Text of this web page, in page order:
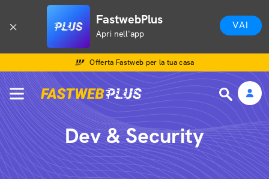
FastwebPlus
Apri nell'app
VAI
Offerta Fastweb per la tua casa
Dev & Security